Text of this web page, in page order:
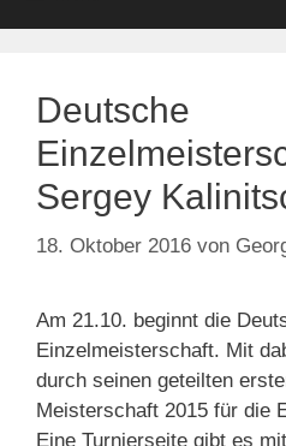
Deutsche
Sergey
18. Oktober 2016 von
Am 21.10. beginnt die
Einzelmeisterschaft. Mit
durch seinen geteilten
Meisterschaft 2015 für die
Eine Turnierseite gibt es